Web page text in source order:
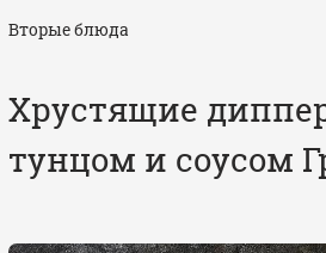
Вторые блюда
Хрустящие
тунцом и соусом